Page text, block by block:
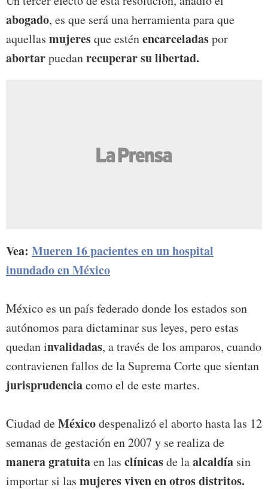
abogado, es que será una herramienta para que
aquellas mujeresque esténencarceladaspor
abortarpuedanrecuperar su libertad.
Vea: Mueren 16 pacientes en un hospital
inundado en México
México es un país federado donde los estados son
autónomos para dictaminar sus leyes, pero estas
quedan invalidadas, a través de los amparos, cuando
contravienen fallos de la Suprema Corte que sientan
jurisprudenciacomo el de este martes.
Ciudad deMéxicodespenalizó el aborto hasta las 12
semanas de gestación en 2007 y se realiza de
manera gratuitaen las clínicasde laalcaldía sin
importar si las mujeres viven en otros distritos.